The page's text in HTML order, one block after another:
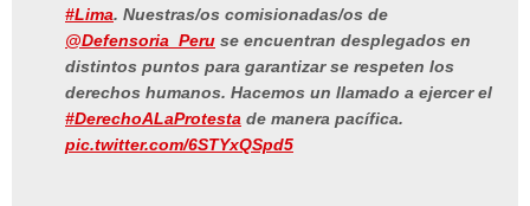
#Lima. Nuestras/os comisionadas/os de
@Defensoria_Peru se encuentran desplegados en
distintos puntos para garantizar se respeten los
derechos humanos. Hacemos un llamado a ejercer el
#DerechoALaProtesta de manera pacífica.
pic.twitter.com/6STYxQSpd5